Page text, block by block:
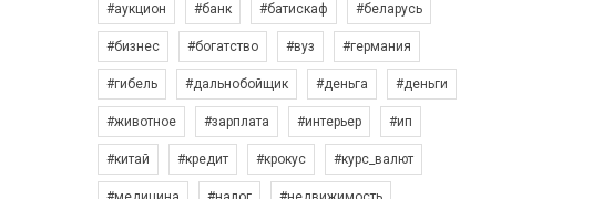
#аукцион #банк #батискаф #беларусь
#бизнес #богатство #вуз #германия
#гибель #дальнобойщик #деньга #деньги
#животное #зарплата #интерьер #ип
#китай #кредит #крокус #курс_валют